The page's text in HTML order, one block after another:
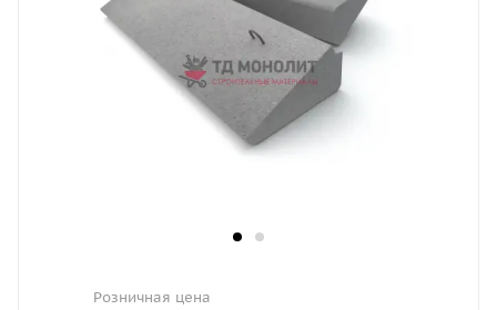
Розничная цена